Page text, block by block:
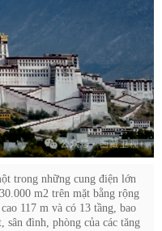
trong những cung điện lớn
m2 trên mặt bằng rộng
117 m và có 13 tầng, bao
sân đình, phòng của các tăng